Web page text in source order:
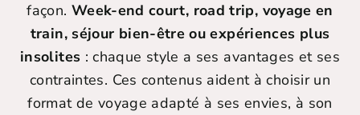
façon. Week-end court, road trip, voyage en
train, séjour bien-être ou expériences plus
insolites : chaque style a ses avantages et ses
contraintes. Ces contenus aident à choisir un
format de voyage adapté à ses envies, à son